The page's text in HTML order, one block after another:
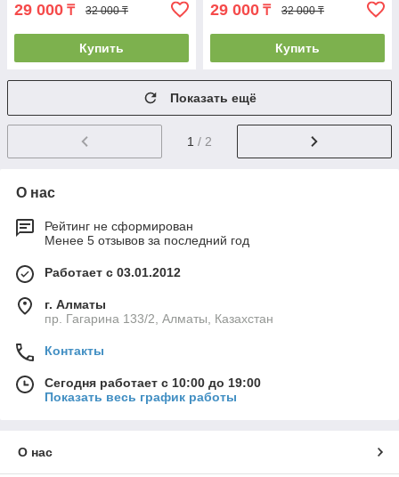
29 000 ₸ 32 000 ₸
Купить
29 000 ₸ 32 000 ₸
Купить
Показать ещё
1 / 2
О нас
Рейтинг не сформирован
Менее 5 отзывов за последний год
Работает с 03.01.2012
г. Алматы
пр. Гагарина 133/2, Алматы, Казахстан
Контакты
Сегодня работает с 10:00 до 19:00
Показать весь график работы
О нас